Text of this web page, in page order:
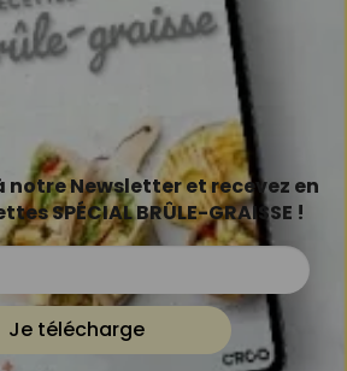
Newsletter et recevez en
SPÉCIAL BRÛLE-GRAISSE !
Je télécharge